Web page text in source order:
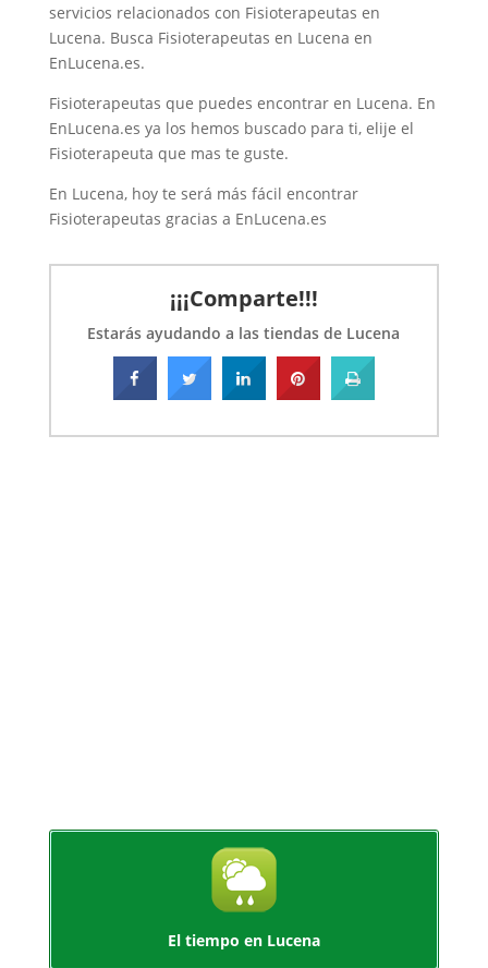
servicios relacionados con Fisioterapeutas en
Lucena. Busca Fisioterapeutas en Lucena en
EnLucena.es.
Fisioterapeutas que puedes encontrar en Lucena. En
EnLucena.es ya los hemos buscado para ti, elije el
Fisioterapeuta que mas te guste.
En Lucena, hoy te será más fácil encontrar
Fisioterapeutas gracias a EnLucena.es
¡¡¡Comparte!!!
Estarás ayudando a las tiendas de Lucena
El tiempo en Lucena